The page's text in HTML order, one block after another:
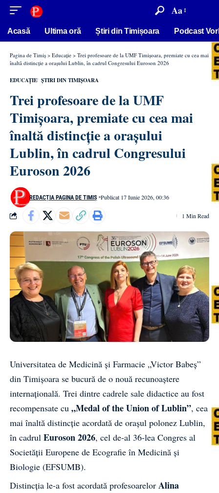
conținut Aa
Acasă Ultima oră Știri din Timișoara Podcast
Pagina de Timiș > Educație > Trei profesoare de la UMF Timișoara, premiate cu cea mai
înaltă distincție a orașului Lublin, în cadrul Congresului Euroson 2026
EDUCAȚIE ȘTIRI DIN TIMIȘOARA
Trei profesoare de la UMF
Timișoara, premiate cu cea mai
înaltă distincție a orașului
Lublin, în cadrul Congresului
Euroson 2026
REDACȚIA PAGINA DE TIMIȘ Publicat 17 Iunie 2026, 00:36
1 Min Read
Universitatea de Medicină și Farmacie „Victor Babeș”
din Timișoara se bucură de o nouă recunoaștere
internațională. Trei dintre cadrele sale didactice au fost
recompensate cu „Medal of the Union of Lublin”, cea
mai înaltă distincție acordată de orașul polonez Lublin,
în cadrul Euroson 2026, cel de-al 36-lea Congres al
Societății Europene de Ecografie în Medicină și
Biologie (EFSUMB).
Distincția le-a fost acordată profesoarelor Alina